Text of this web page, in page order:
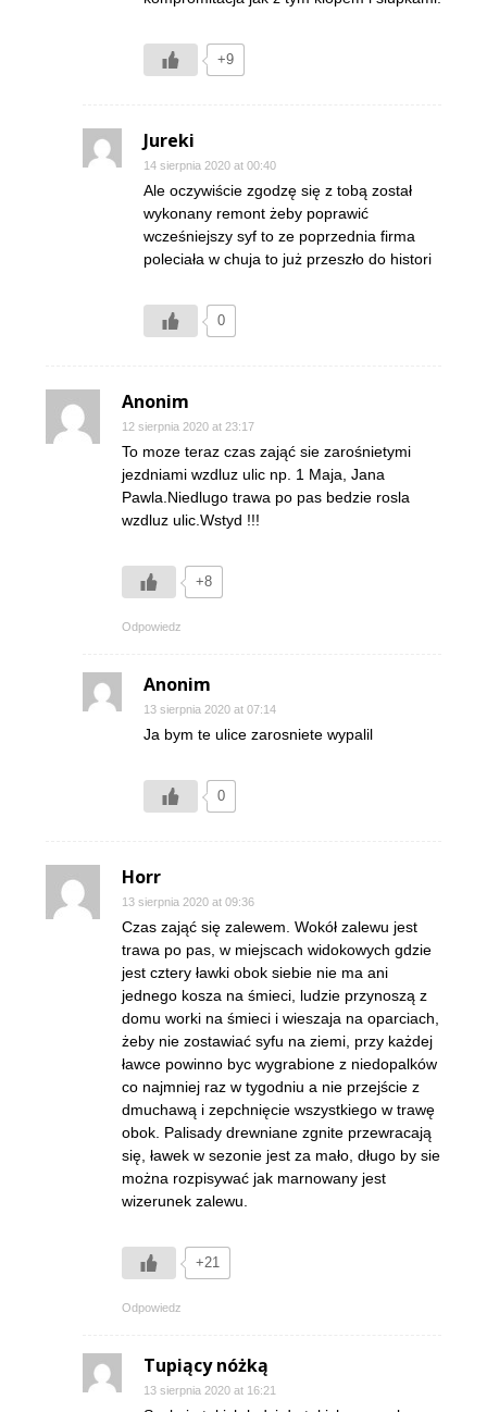
+9
Jureki
14 sierpnia 2020 at 00:40
Ale oczywiście zgodzę się z tobą został
wykonany remont żeby poprawić
wcześniejszy syf to ze poprzednia firma
poleciała w chuja to już przeszło do histori
0
Anonim
12 sierpnia 2020 at 23:17
To moze teraz czas zająć sie zarośnietymi
jezdniami wzdluz ulic np. 1 Maja, Jana
Pawla.Niedlugo trawa po pas bedzie rosla
wzdluz ulic.Wstyd !!!
+8
Odpowiedz
Anonim
13 sierpnia 2020 at 07:14
Ja bym te ulice zarosniete wypalil
0
Horr
13 sierpnia 2020 at 09:36
Czas zająć się zalewem. Wokół zalewu jest
trawa po pas, w miejscach widokowych gdzie
jest cztery ławki obok siebie nie ma ani
jednego kosza na śmieci, ludzie przynoszą z
domu worki na śmieci i wieszaja na oparciach,
żeby nie zostawiać syfu na ziemi, przy każdej
ławce powinno byc wygrabione z niedopalków
co najmniej raz w tygodniu a nie przejście z
dmuchawą i zepchnięcie wszystkiego w trawę
obok. Palisady drewniane zgnite przewracają
się, ławek w sezonie jest za mało, długo by sie
można rozpisywać jak marnowany jest
wizerunek zalewu.
+21
Odpowiedz
Tupiący nóżką
13 sierpnia 2020 at 16:21